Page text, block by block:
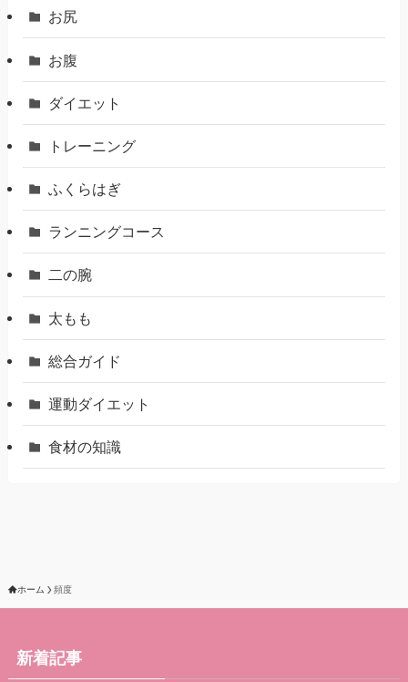
お尻
お腹
ダイエット
トレーニング
ふくらはぎ
ランニングコース
二の腕
太もも
総合ガイド
運動ダイエット
食材の知識
ホーム 頻度
新着記事